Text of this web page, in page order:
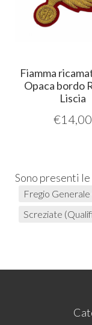
Fiamma
Opaca bordo
Liscia
€14,00
Sono presenti
Fregio
Screziate